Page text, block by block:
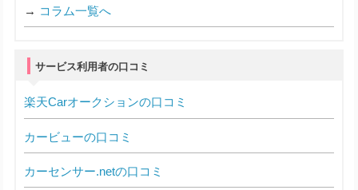
→ コラム一覧へ
サービス利用者の口コミ
楽天Carオークションの口コミ
カービューの口コミ
カーセンサー.netの口コミ